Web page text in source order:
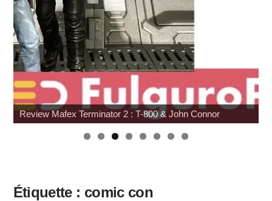
Review Mafex Terminator 2 : T-800 & John Connor
Étiquette : comic con